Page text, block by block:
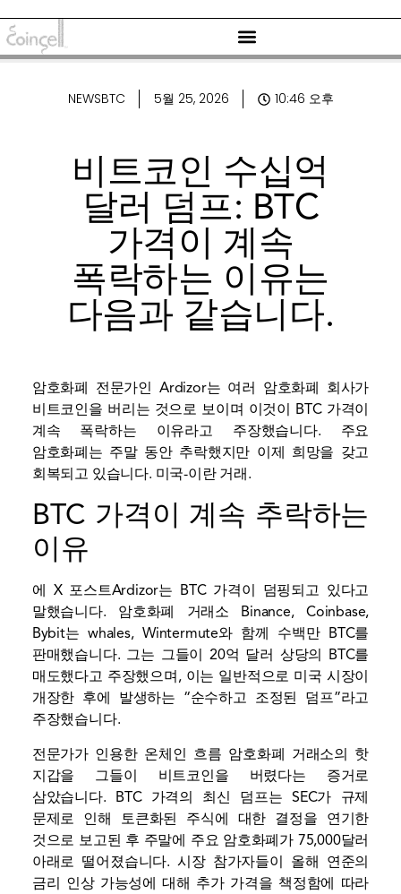
NEWSBTC 5월 25, 2026 10:46 오후
비트코인 수십억
달러 덤프: BTC
가격이 계속
폭락하는 이유는
다음과 같습니다.
암호화폐 전문가인 Ardizor는 여러 암호화폐 회사가
비트코인을 버리는 것으로 보이며 이것이 BTC 가격이
계속 폭락하는 이유라고 주장했습니다. 주요
암호화폐는 주말 동안 추락했지만 이제 희망을 갖고
회복되고 있습니다. 미국-이란 거래 .
BTC 가격이 계속 추락하는
이유
에 X 포스트Ardizor는 BTC 가격이 덤핑되고 있다고
말했습니다. 암호화폐 거래소 Binance, Coinbase,
Bybit는 whales, Wintermute와 함께 수백만 BTC를
판매했습니다. 그는 그들이 20억 달러 상당의 BTC를
매도했다고 주장했으며, 이는 일반적으로 미국 시장이
개장한 후에 발생하는 “순수하고 조정된 덤프”라고
주장했습니다.
전문가가 인용한 온체인 흐름 암호화폐 거래소의 핫
지갑을 그들이 비트코인을 버렸다는 증거로
삼았습니다. BTC 가격의 최신 덤프는 SEC가 규제
문제로 인해 토큰화된 주식에 대한 결정을 연기한
것으로 보고된 후 주말에 주요 암호화폐가 75,000달러
아래로 떨어졌습니다. 시장 참가자들이 올해 연준의
금리 인상 가능성에 대해 추가 가격을 책정함에 따라